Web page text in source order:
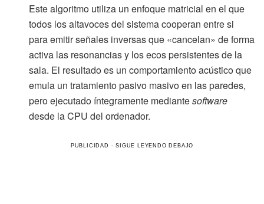
Este algoritmo utiliza un enfoque matricial en el que
todos los altavoces del sistema cooperan entre si
para emitir señales inversas que «cancelan» de forma
activa las resonancias y los ecos persistentes de la
sala. El resultado es un comportamiento acústico que
emula un tratamiento pasivo masivo en las paredes,
pero ejecutado íntegramente mediantesoftware
desde la CPU del ordenador.